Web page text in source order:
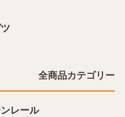
全商品カテゴリー
レール